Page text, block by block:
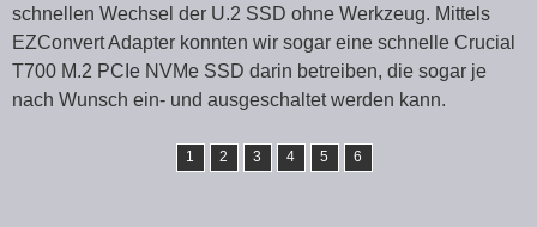
schnellen Wechsel der U.2 SSD ohne Werkzeug. Mittels
EZConvert Adapter konnten wir sogar eine schnelle Crucial
T700 M.2 PCIe NVMe SSD darin betreiben, die sogar je
nach Wunsch ein- und ausgeschaltet werden kann.
1 2 3 4 5 6